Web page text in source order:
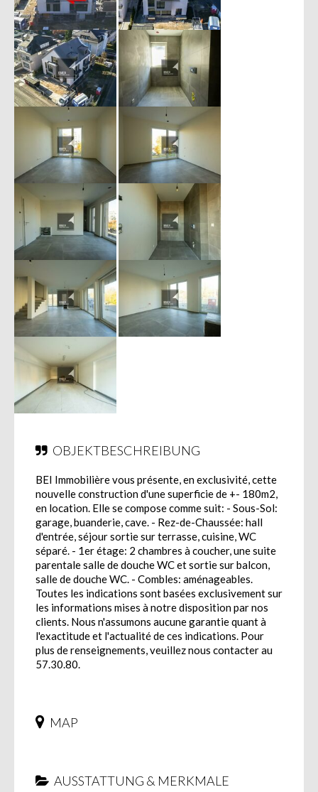
OBJEKTBESCHREIBUNG
BEI Immobilière vous présente, en exclusivité, cette
nouvelle construction d'une superficie de +- 180m2,
en location. Elle se compose comme suit: - Sous-Sol:
garage, buanderie, cave. - Rez-de-Chaussée: hall
d'entrée, séjour sortie sur terrasse, cuisine, WC
séparé. - 1er étage: 2 chambres à coucher, une suite
parentale salle de douche WC et sortie sur balcon,
salle de douche WC. - Combles: aménageables.
Toutes les indications sont basées exclusivement sur
les informations mises à notre disposition par nos
clients. Nous n'assumons aucune garantie quant à
l'exactitude et l'actualité de ces indications. Pour
plus de renseignements, veuillez nous contacter au
57.30.80.
MAP
AUSSTATTUNG & MERKMALE